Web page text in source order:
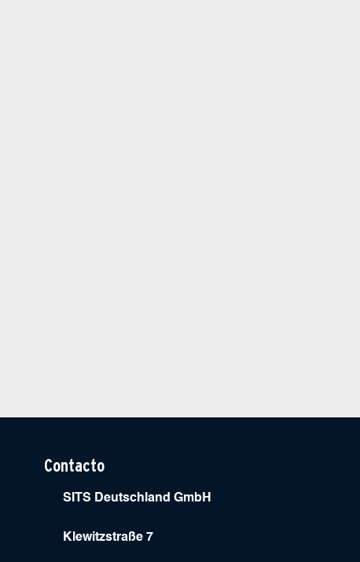
Contacto
SITS Deutschland GmbH
Klewitzstraße 7